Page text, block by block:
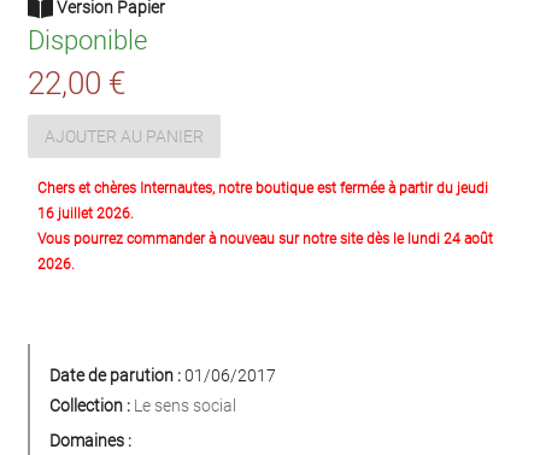
Version Papier
Disponible
22,00 €
AJOUTER AU PANIER
Chers et chères Internautes, notre boutique est fermée à partir du jeudi
16 juillet 2026.
Vous pourrez commander à nouveau sur notre site dès le lundi 24 août
2026.
Date de parution :01/06/2017
Collection : Le sens social
Domaines :